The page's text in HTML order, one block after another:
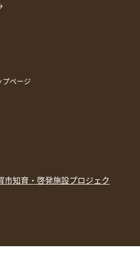
ページ
市知育・啓発施設プロジェク